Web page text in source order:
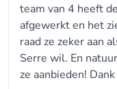
team van 4 heeft
afgewerkt en het
raad ze zeker aan
Serre wil. En
ze aanbieden!